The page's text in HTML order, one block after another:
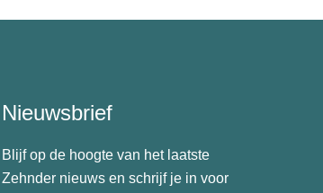
Nieuwsbrief
Blijf op de hoogte van het laatste
Zehnder nieuws en schrijf je in voor